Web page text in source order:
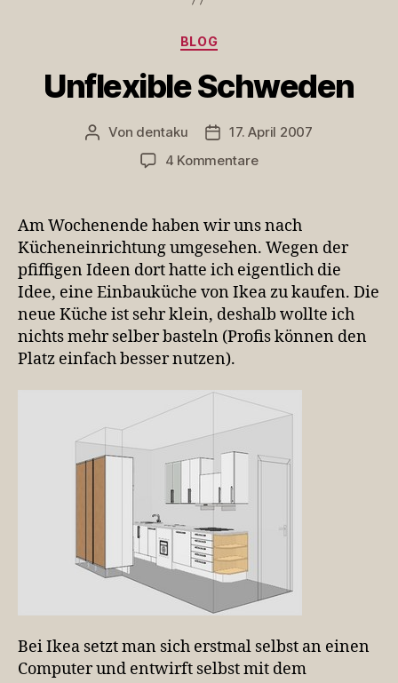
Kategorien
BLOG
Unflexible Schweden
Beitragsautor
Von dentaku Veröffentlichungsdatum
17. April 2007
4 Kommentarezu
Am Wochenende haben wir uns nach
Kücheneinrichtung umgesehen. Wegen der
pfiffigen Ideen dort hatte ich eigentlich die
Idee, eine Einbauküche von Ikea zu kaufen. Die
neue Küche ist sehr klein, deshalb wollte ich
nichts mehr selber basteln (Profis können den
Platz einfach besser nutzen).
Bei Ikea setzt man sich erstmal selbst an einen
Computer und entwirft selbst mit dem